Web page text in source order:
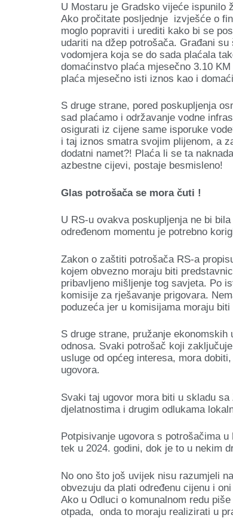
U Mostaru je Gradsko vijeće ispunilo
Ako pročitate posljednje izvješće o
moglo popraviti i urediti kako bi se
udariti na džep potrošača. Građani
vodomjera koja se do sada plaćala
domaćinstvo plaća mjesečno 3.10
plaća mjesečno isti iznos kao i
S druge strane, pored poskupljenja
sad plaćamo i održavanje vodne
osigurati iz cijene same isporuke
i taj iznos smatra svojim plijenom, a
dodatni namet?! Plaća li se ta
azbestne cijevi, postaje besmisleno!
Glas potrošača se mora čuti !
U RS-u ovakva poskupljenja ne bi
određenom momentu je potrebno
Zakon o zaštiti potrošača RS-a
kojem obvezno moraju biti
pribavljeno mišljenje tog savjeta. Po
komisije za rješavanje prigovara.
poduzeća jer u komisijama moraju
S druge strane, pružanje
odnosa. Svaki potrošač koji
usluge od općeg interesa, mora
ugovora.
Svaki taj ugovor mora biti u skladu
djelatnostima i drugim odlukama
Potpisivanje ugovora s potrošačima
tek u 2024. godini, dok je to u nekim
No ono što još uvijek nisu razumjeli
obvezuju da plati određenu cijenu i
Ako u Odluci o komunalnom redu
otpada, onda to moraju realizirati u